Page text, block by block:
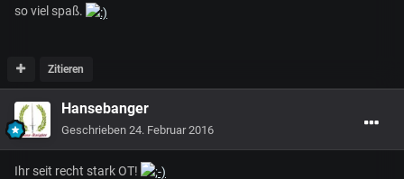
so viel spaß.
Zitieren
Hansebanger
Geschrieben 24. Februar 2016
Ihr seit recht stark OT!